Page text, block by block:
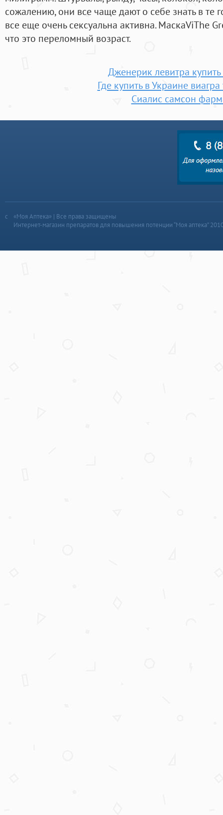
сожалению, они все чаще дают о себе знать в те
все еще очень сексуальна активна. МаскаViThe
что это переломный возраст.
Дженерик левитра купить
Где купить в Украине виагра
Сиалис самсон
«Моя Аптека» | Все права защищены
Интернет-магазин препаратов для повышения потенции “Моя аптека”